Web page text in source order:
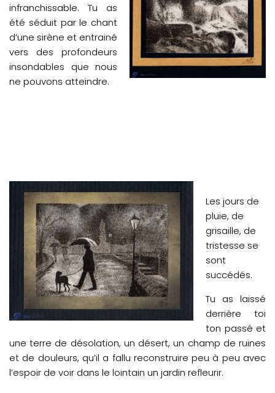
infranchissable. Tu as
été séduit par le chant
d’une sirène et entrainé
vers des profondeurs
insondables que nous
ne pouvons atteindre.
Les jours de
pluie, de
grisaille, de
tristesse se
sont
succédés.
Tu as laissé
derrière toi
ton passé et
une terre de désolation, un désert, un champ de ruines
et de douleurs, qu’il a fallu reconstruire peu à peu avec
l’espoir de voir dans le lointain un jardin refleurir.